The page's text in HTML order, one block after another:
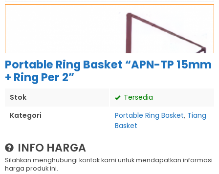
Portable Ring Basket “APN-TP 15mm
+ Ring Per 2”
Stok
Tersedia
Kategori
Portable Ring Basket, Tiang
Basket
INFO HARGA
Silahkan menghubungi kontak kami untuk mendapatkan informasi
harga produk ini.